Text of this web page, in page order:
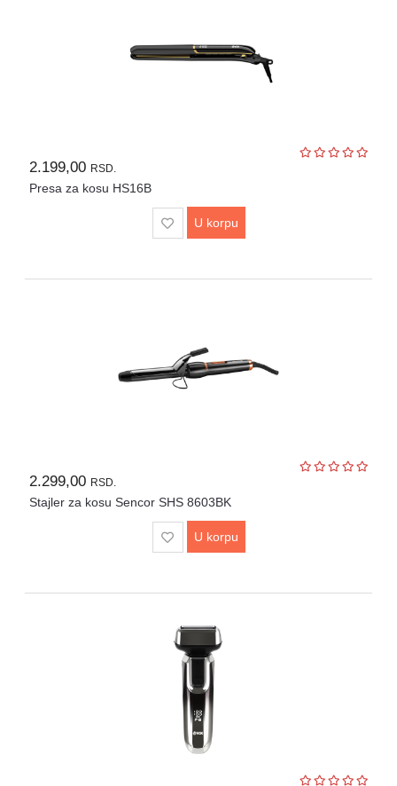
2.199,00 RSD.
Presa za kosu HS16B
U korpu
2.299,00 RSD.
Stajler za kosu Sencor SHS 8603BK
U korpu